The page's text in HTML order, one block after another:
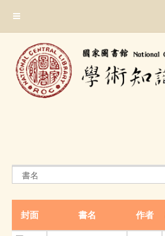
主
封面 書名 作者